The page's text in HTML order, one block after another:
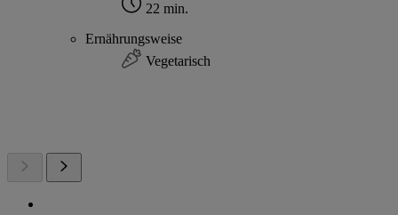
22 min.
Ernährungsweise
Vegetarisch